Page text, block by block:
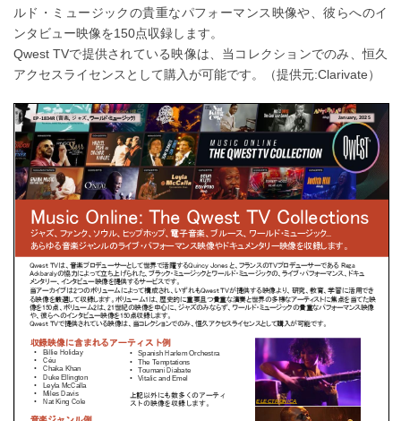
ルド・ミュージックの貴重なパフォーマンス映像や、彼らへのイ
ンタビュー映像を150点収録します。
Qwest TVで提供されている映像は、当コレクションでのみ、恒久
アクセスライセンスとして購入が可能です。（提供元:Clarivate）